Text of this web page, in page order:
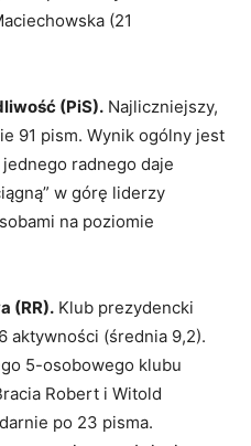
(21
(PiS). Najliczniejszy,
91 pism. Wynik ogólny jest
radnego daje
w górę liderzy
na poziomie
(RR). Klub prezydencki
aktywności (średnia 9,2).
5-osobowego klubu
Robert i Witold
po 23 pisma.